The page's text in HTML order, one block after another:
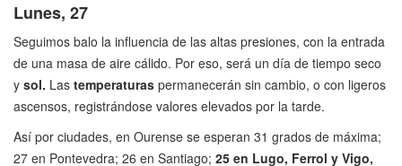
Lunes, 27
Seguimos balo la influencia de las altas presiones, con la entrada
de una masa de aire cálido. Por eso, será un día de tiempo seco
y sol. Las temperaturas permanecerán sin cambio, o con ligeros
ascensos, registrándose valores elevados por la tarde.
Así por ciudades, en Ourense se esperan 31 grados de máxima;
27 en Pontevedra; 26 en Santiago; 25 en Lugo, Ferrol y Vigo,